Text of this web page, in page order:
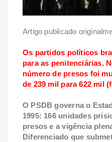
Artigo publicado
Os partidos políticos
para as penitenciárias.
número de presos foi
de 239 mil para 622 mil
O PSDB governa o
1995: 166 unidades
presos e a vigência
Diferenciado que